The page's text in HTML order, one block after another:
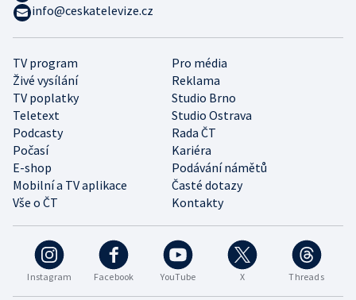
Instagram Facebook YouTube X Threads
TV program
Pro média
Živé vysílání
Reklama
TV poplatky
Studio Brno
Teletext
Studio Ostrava
Podcasty
Rada ČT
Počasí
Kariéra
E-shop
Podávání námětů
Mobilní a TV aplikace
Časté dotazy
Vše o ČT
Kontakty
info@ceskatelevize.cz